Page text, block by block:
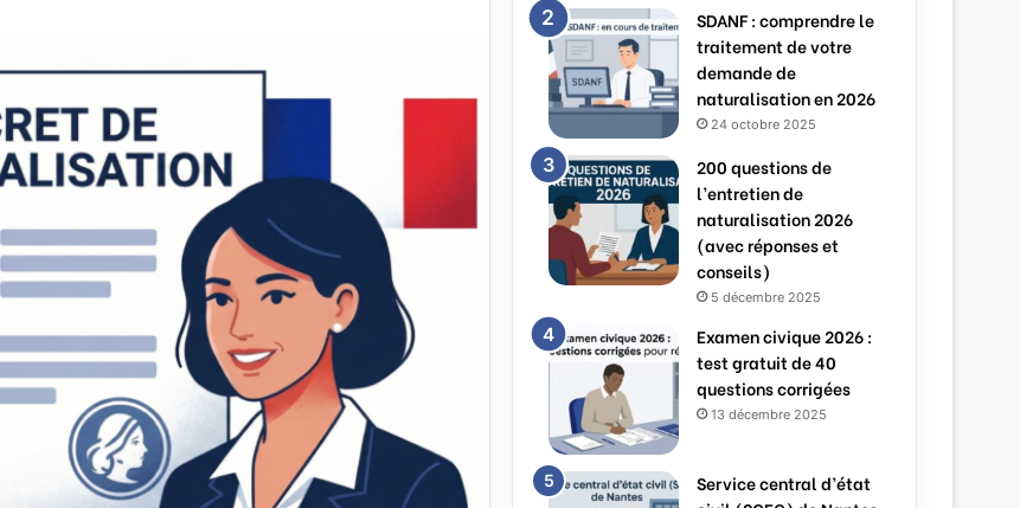
SDANF : comprendre le
traitement de votre
demande de
naturalisation en 2026
24 octobre 2025
200 questions de
l’entretien de
naturalisation 2026
(avec réponses et
conseils)
5 décembre 2025
Examen civique 2026 :
test gratuit de 40
questions corrigées
13 décembre 2025
Service central d’état